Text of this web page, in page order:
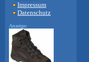
Impressum
Datenschutz
Anzeige: